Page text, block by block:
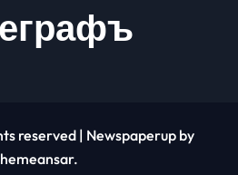
reserved | Newspaperup by
.